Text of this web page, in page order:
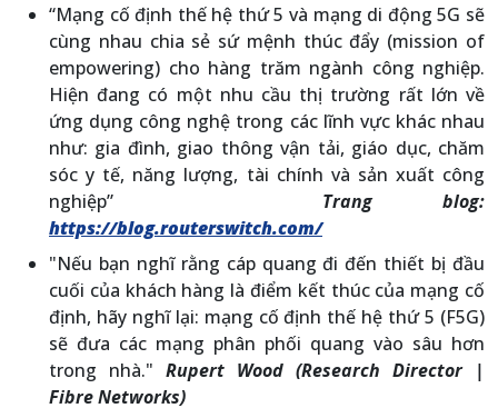
“Mạng cố định thế hệ thứ 5 và mạng di động 5G sẽ
cùng nhau chia sẻ sứ mệnh thúc đẩy (mission of
empowering) cho hàng trăm ngành công nghiệp.
Hiện đang có một nhu cầu thị trường rất lớn về
ứng dụng công nghệ trong các lĩnh vực khác nhau
như: gia đình, giao thông vận tải, giáo dục, chăm
sóc y tế, năng lượng, tài chính và sản xuất công
nghiệp” Trang blog:
https://blog.routerswitch.com/
"Nếu bạn nghĩ rằng cáp quang đi đến thiết bị đầu
cuối của khách hàng là điểm kết thúc của mạng cố
định, hãy nghĩ lại: mạng cố định thế hệ thứ 5 (F5G)
sẽ đưa các mạng phân phối quang vào sâu hơn
trong nhà." Rupert Wood (Research Director |
Fibre Networks)